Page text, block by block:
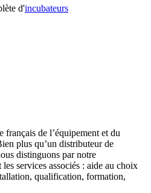
d'incubateurs
français de l’équipement et du
plus qu’un distributeur de
distinguons par notre
services associés : aide au choix
qualification, formation,